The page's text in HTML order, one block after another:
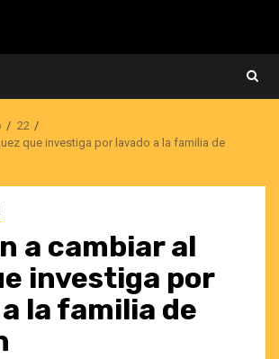
22
que investiga por lavado a la familia de
a cambiar al
investiga por
la familia de